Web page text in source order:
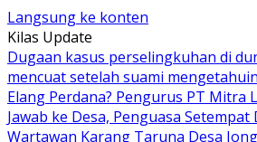
Langsung ke konten
Kilas Update
Dugaan kasus perselingkuhan di
mencuat setelah suami
Elang Perdana? Pengurus PT Mitra
Jawab ke Desa, Penguasa
Wartawan Karang Taruna Desa